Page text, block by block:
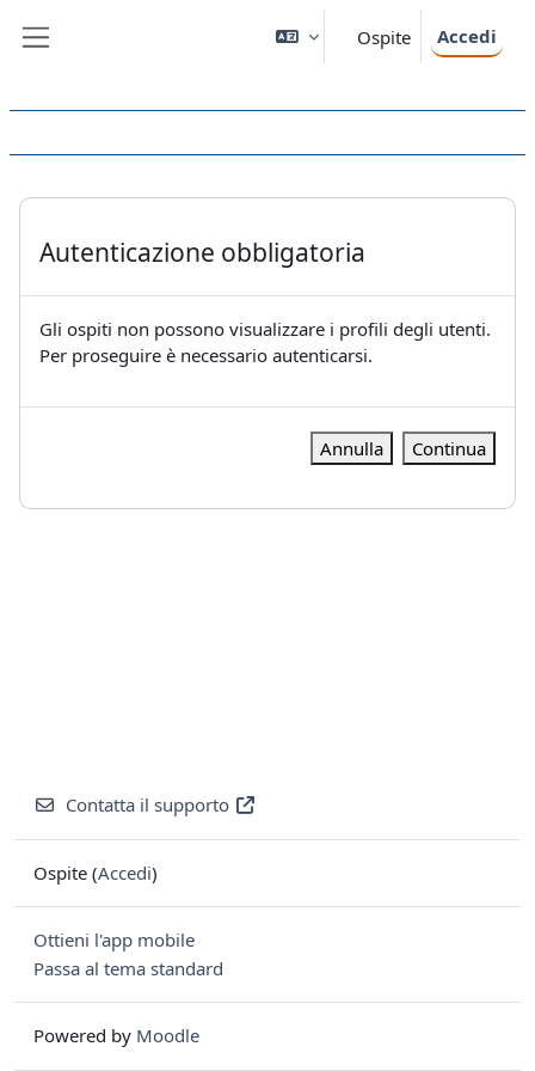
Ospite Accedi
Autenticazione obbligatoria
Gli ospiti non possono visualizzare i profili degli utenti.
Per proseguire è necessario autenticarsi.
Annulla Continua
Contatta il supporto
Ospite (Accedi)
Ottieni l'app mobile
Passa al tema standard
Powered by Moodle